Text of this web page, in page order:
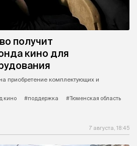
получит
кино для
приобретение комплектующих и
кино #поддержка
#Тюменская область
7 августа, 18:45